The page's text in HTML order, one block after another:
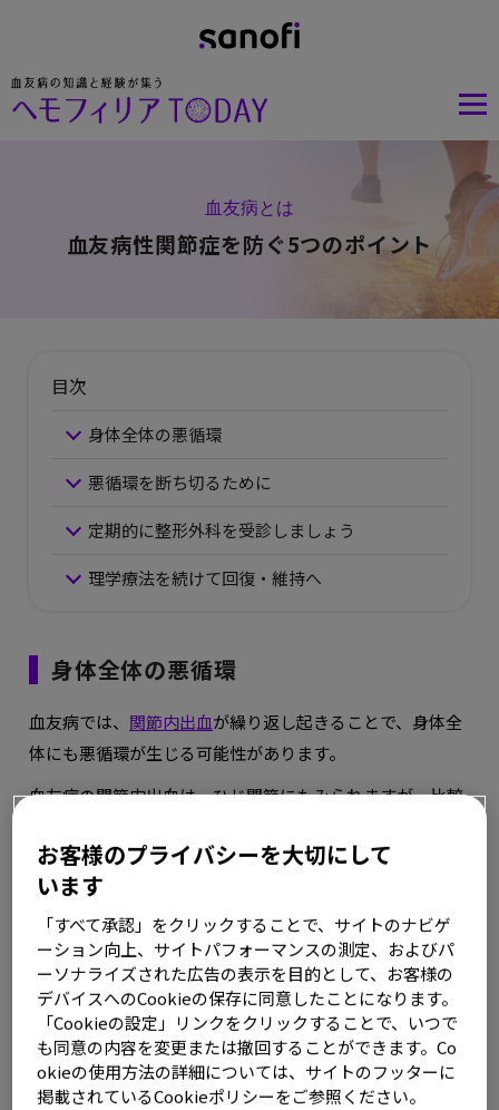
血友病とは
血友病性関節症を防ぐ5つのポイント
目次
身体全体の悪循環
悪循環を断ち切るために
定期的に整形外科を受診しましょう
理学療法を続けて回復・維持へ
身体全体の悪循環
血友病では、 関節内出血が繰り返し起きることで、身体全
体にも悪循環が生じる可能性があります。
血友病の関節内出血は、ひじ関節にもみられますが、比較
す。
ひざ関節に出血が起きると、安静のために歩行が制限また
は禁止されるため、ひざ以外の関節も動かさなくなり、関
節の可動域が狭くなります。そのため、身体の柔軟性が失
われ、関節に負担をかけることにつながります。また安静
にすることで身体の筋肉も衰えるので、さらに関節への負
担が増してしまいます。
お客様のプライバシーを大切にして
います
「すべて承認」をクリックすることで、サイトのナビゲ
ーション向上、サイトパフォーマンスの測定、およびパ
ーソナライズされた広告の表示を目的として、お客様の
デバイスへのCookieの保存に同意したことになります。
「Cookieの設定」リンクをクリックすることで、いつで
も同意の内容を変更または撤回することができます。Co
okieの使用方法の詳細については、サイトのフッターに
掲載されているCookieポリシーをご参照ください。